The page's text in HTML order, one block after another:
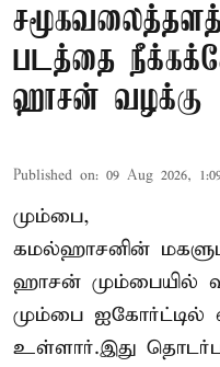
படத்தை
ஹாசன் வழக்கு
Published on: 09 Aug 2026,
மும்பை,
கமல்ஹாசனின்
ஹாசன் மும்பையில்
மும்பை ஐகோர்ட்டில்
உள்ளார்.இது